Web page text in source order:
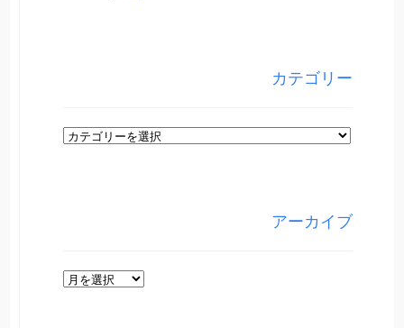
カテゴリー
カ
アーカイブ
ア